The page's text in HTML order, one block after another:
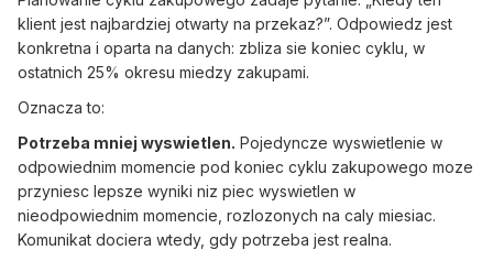
klient jest najbardziej otwarty na przekaz?”. Odpowiedz jest
konkretna i oparta na danych: zbliza sie koniec cyklu, w
ostatnich 25% okresu miedzy zakupami.
Oznacza to:
Potrzeba mniej wyswietlen. Pojedyncze wyswietlenie w
odpowiednim momencie pod koniec cyklu zakupowego moze
przyniesc lepsze wyniki niz piec wyswietlen w
nieodpowiednim momencie, rozlozonych na caly miesiac.
Komunikat dociera wtedy, gdy potrzeba jest realna.